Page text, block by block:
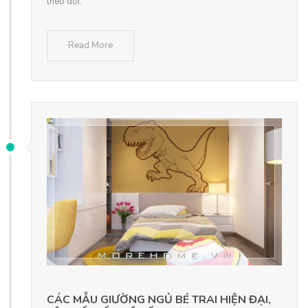
Read More
CÁC MẪU GIƯỜNG NGỦ BÉ TRAI HIỆN ĐẠI,